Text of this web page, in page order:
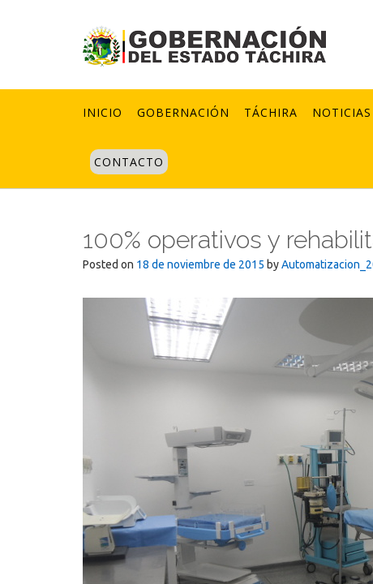
INICIO GOBERNACIÓN TÁCHIRA NOTICIAS
CONTACTO
100% operativos y
Posted on 18 de noviembre de 2015 by